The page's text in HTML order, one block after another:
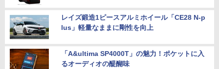
レイズ鍛造1ピースアルミホイール「CE28 N-p
lus」軽量なままに剛性を向上
「A&ultima SP4000T」の魅力！ポケットに入
るオーディオの醍醐味